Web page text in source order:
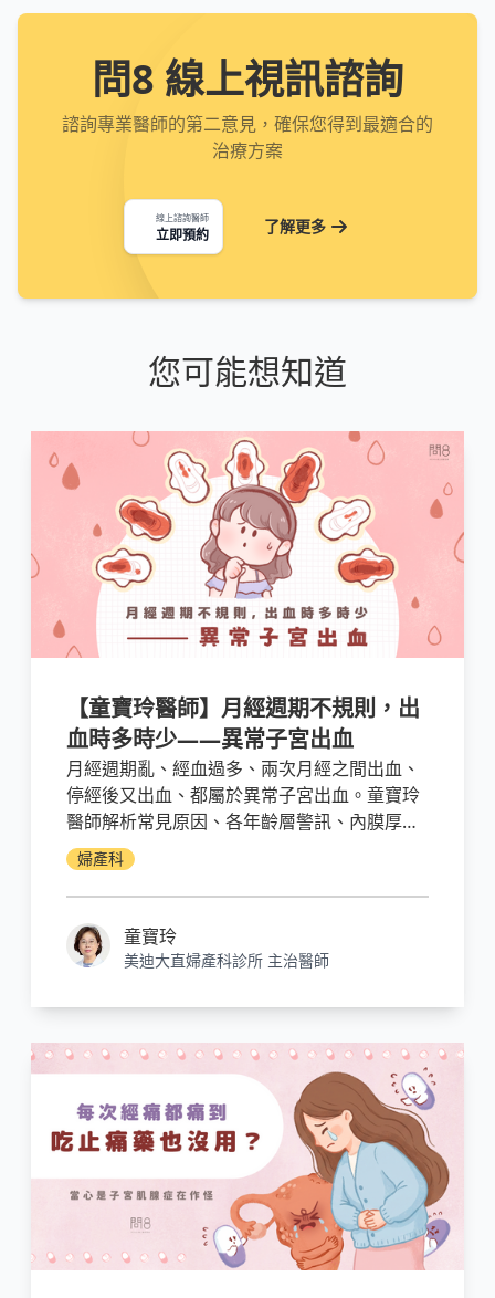
問8 線上視訊諮詢
諮詢專業醫師的第二意見，確保您得到最適合的
治療方案
線上諮詢醫師
立即預約 了解更多
您可能想知道
【童寶玲醫師】月經週期不規則，出
血時多時少——異常子宮出血
月經週期亂、經血過多、兩次月經之間出血、
停經後又出血、都屬於異常子宮出血。童寶玲
醫師解析常見原因、各年齡層警訊、內膜厚度
怎麼判讀、檢查流程與何時該就醫。
婦產科
童寶玲
美迪大直婦產科診所 主治醫師